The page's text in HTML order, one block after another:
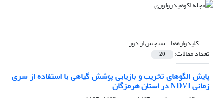
کلیدواژه‌ها =سنجش از دور
تعداد مقالات: 20
پایش الگوهای تخریب و بازیابی پوشش گیاهی با استفاده از سری
زمانی NDVI در استان هرمزگان